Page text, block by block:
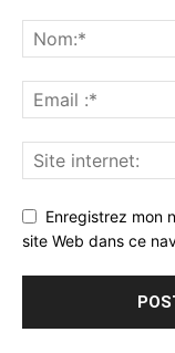
Enregistrez mon
site Web dans ce